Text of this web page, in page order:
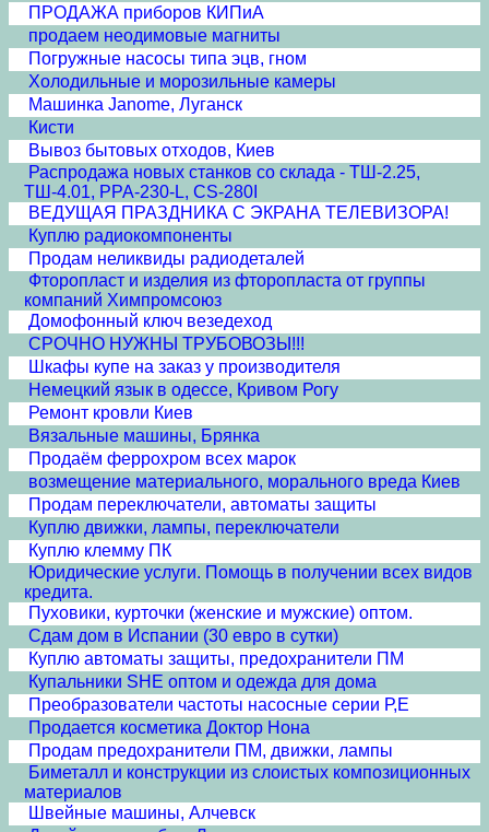
ПРОДАЖА приборов КИПиА
продаем неодимовые магниты
Погружные насосы типа эцв, гном
Холодильные и морозильные камеры
Машинка Janome, Луганск
Кисти
Вывоз бытовых отходов, Киев
Распродажа новых станков со склада - ТШ-2.25,
ТШ-4.01, PPA-230-L, CS-280I
ВЕДУЩАЯ ПРАЗДНИКА С ЭКРАНА ТЕЛЕВИЗОРА!
Куплю радиокомпоненты
Продам неликвиды радиодеталей
Фторопласт и изделия из фторопласта от группы
компаний Химпромсоюз
Домофонный ключ везедеход
СРОЧНО НУЖНЫ ТРУБОВОЗЫ!!!
Шкафы купе на заказ у производителя
Немецкий язык в одессе, Кривом Рогу
Ремонт кровли Киев
Вязальные машины, Брянка
Продаём феррохром всех марок
возмещение материального, морального вреда Киев
Продам переключатели, автоматы защиты
Куплю движки, лампы, переключатели
Куплю клемму ПК
Юридические услуги. Помощь в получении всех видов
кредита.
Пуховики, курточки (женские и мужские) оптом.
Сдам дом в Испании (30 евро в сутки)
Куплю автоматы защиты, предохранители ПМ
Купальники SHE оптом и одежда для дома
Преобразователи частоты насосные серии Р,Е
Продается косметика Доктор Нона
Продам предохранители ПМ, движки, лампы
Биметалл и конструкции из слоистых композиционных
материалов
Швейные машины, Алчевск